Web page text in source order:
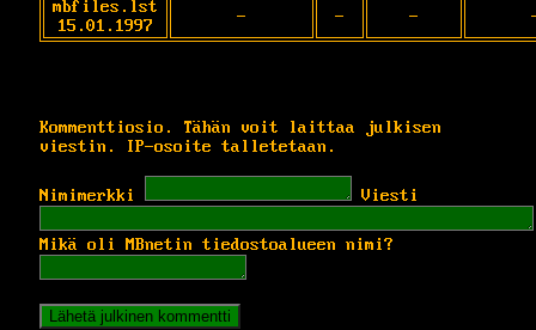
mbfiles.lst
15.01.1997
- - -
Kommenttiosio. Tähän voit laittaa julkisen
viestin. IP-osoite talletetaan.
Nimimerkki Viesti
Mikä oli MBnetin tiedostoalueen nimi?